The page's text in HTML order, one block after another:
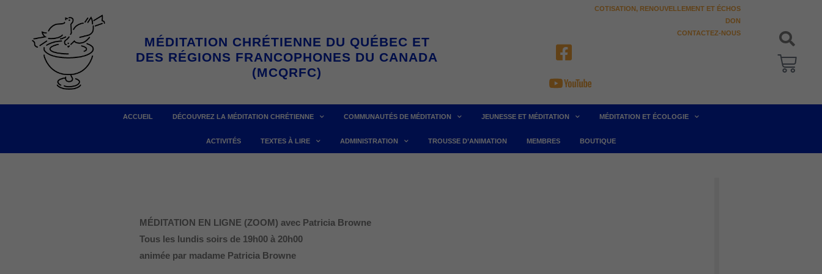
contenu
MÉDITATION CHRÉTIENNE DU QUÉBEC ET
DES RÉGIONS FRANCOPHONES DU CANADA
(MCQRFC)
COTISATION, RENOUVELLEMENT ET ÉCHOS
DON
CONTACTEZ-NOUS
ACCUEIL DÉCOUVREZ LA MÉDITATION CHRÉTIENNE COMMUNAUTÉS DE MÉDITATION JEUNESSE ET MÉDITATION MÉDITATION ET ÉCOLOGIE
ACTIVITÉS TEXTES À LIRE ADMINISTRATION TROUSSE D’ANIMATION MEMBRES BOUTIQUE
MÉDITATION EN LIGNE (ZOOM) avec Patricia Browne
Tous les lundis soirs de 19h00 à 20h00
animée par madame Patricia Browne